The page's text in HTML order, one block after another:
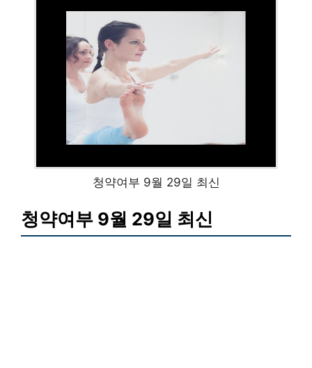
청약여부 9월 29일 최신
청약여부 9월 29일 최신